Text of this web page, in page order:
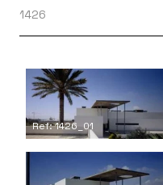
1426
Ref: 1426_01